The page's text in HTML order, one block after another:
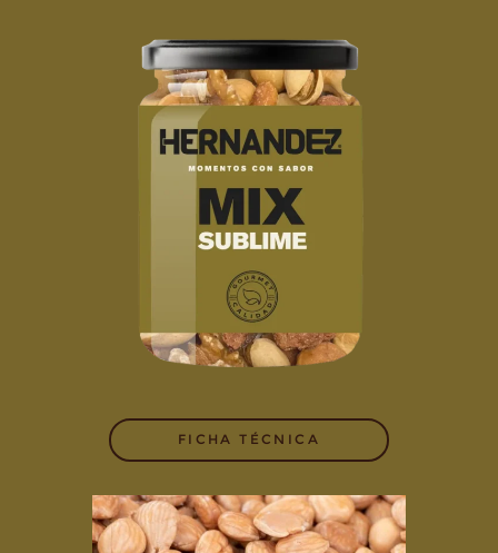
FICHA TÉCNICA